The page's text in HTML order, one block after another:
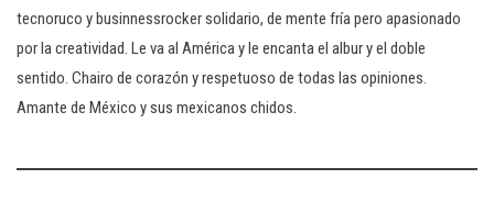
tecnoruco y businnessrocker solidario, de mente fría pero apasionado
por la creatividad. Le va al América y le encanta el albur y el doble
sentido. Chairo de corazón y respetuoso de todas las opiniones.
Amante de México y sus mexicanos chidos.